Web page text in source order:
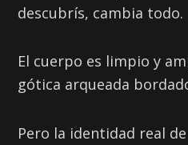
descubrís, cambia todo.
El cuerpo es limpio y
gótica arqueada
Pero la identidad real